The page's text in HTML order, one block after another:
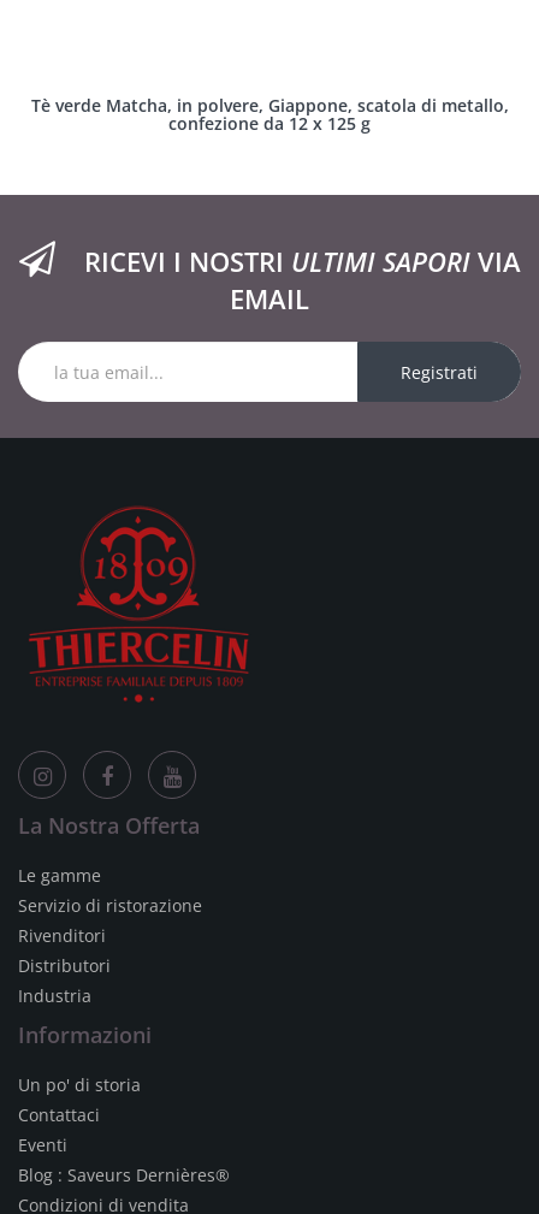
Tè verde Matcha, in polvere, Giappone, scatola di metallo,
confezione da 12 x 125 g
RICEVI I NOSTRI ULTIMI SAPORIVIA
EMAIL
Registrati
La Nostra Offerta
Le gamme
Servizio di ristorazione
Rivenditori
Distributori
Industria
Informazioni
Un po' di storia
Contattaci
Eventi
Blog : Saveurs Dernières®
Condizioni di vendita